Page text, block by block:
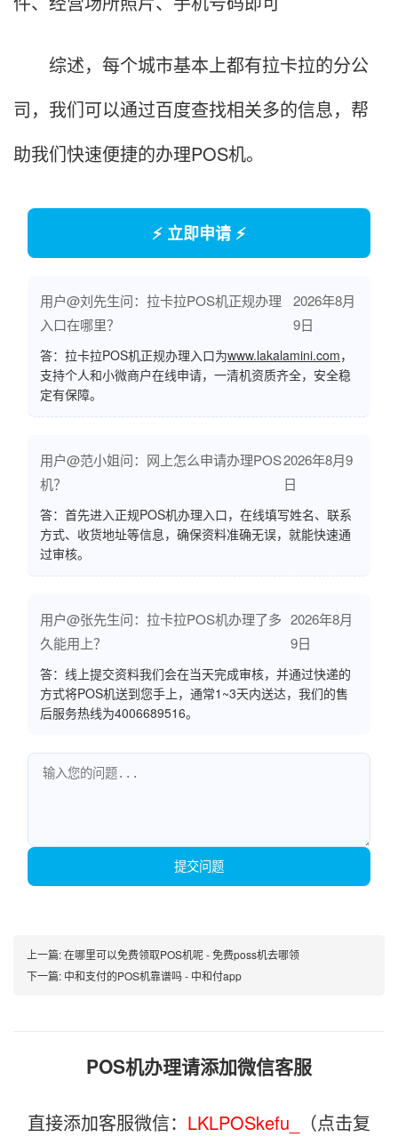
综述，每个城市基本上都有拉卡拉的分公
司，我们可以通过百度查找相关多的信息，帮
助我们快速便捷的办理POS机。
⚡ 立即申请 ⚡
用户@刘先生问：拉卡拉POS机正规办理
入口在哪里？
2026年8月
9日
答：拉卡拉POS机正规办理入口为www.lakalamini.com，
支持个人和小微商户在线申请，一清机资质齐全，安全稳
定有保障。
用户@范小姐问：网上怎么申请办理POS
机？
2026年8月9
日
答：首先进入正规POS机办理入口，在线填写姓名、联系
方式、收货地址等信息，确保资料准确无误，就能快速通
过审核。
用户@张先生问：拉卡拉POS机办理了多
久能用上？
2026年8月
9日
答：线上提交资料我们会在当天完成审核，并通过快递的
方式将POS机送到您手上，通常1~3天内送达，我们的售
后服务热线为4006689516。
提交问题
上一篇:在哪里可以免费领取POS机呢 - 免费poss机去哪领
下一篇: 中和支付的POS机靠谱吗 - 中和付app
POS机办理请添加微信客服
直接添加客服微信： LKLPOSkefu_
（点击复